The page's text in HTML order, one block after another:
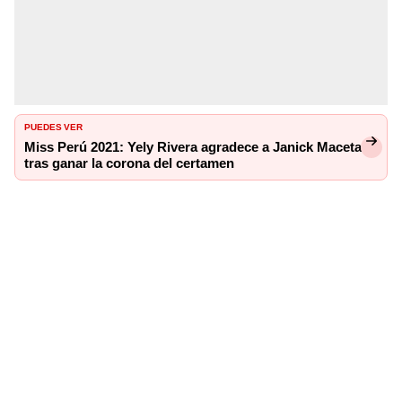
PUEDES VER
Miss Perú 2021: Yely Rivera agradece a Janick Maceta
tras ganar la corona del certamen